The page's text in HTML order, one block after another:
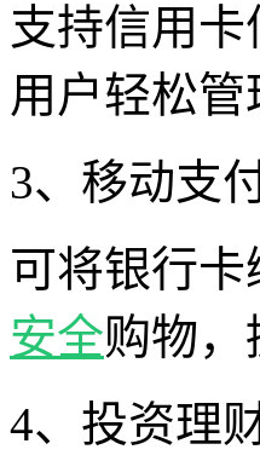
支持信用
用户轻松
3、移动支
可将银行
安全购物
4、投资理